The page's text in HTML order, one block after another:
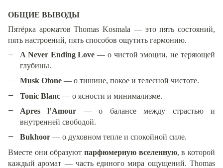
ОБЩИЕ ВЫВОДЫ
Пятёрка ароматов Thomas Kosmala — это пять состояний,
пять настроений, пять способов ощутить гармонию.
A Never Ending Love — о чистой эмоции, не теряющей
глубины.
Musk Otone — о тишине, покое и телесной чистоте.
Tonic Blanc — о ясности и минимализме.
Apres l’Amour — о балансе между страстью и
внутренней свободой.
Bukhoor — о духовном тепле и спокойной силе.
Вместе они образуют парфюмерную вселенную, в которой
каждый аромат — часть единого мира ощущений. Thomas